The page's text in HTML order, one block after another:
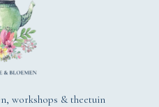
workshops & theetuin